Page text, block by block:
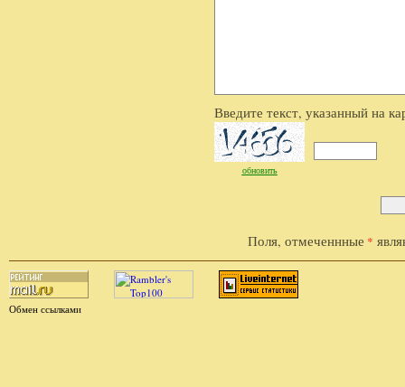
Введите текст, указанный на
обновить
Поля, отмеченнные *
Обмен ссылками